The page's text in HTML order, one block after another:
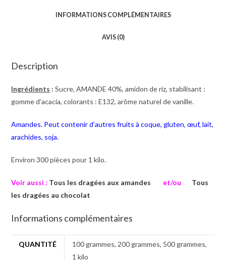
INFORMATIONS COMPLÉMENTAIRES
AVIS (0)
Description
Ingrédients :Sucre, AMANDE 40%, amidon de riz, stabilisant :
gomme d’acacia, colorants : E132, arôme naturel de vanille.
Amandes. Peut contenir d’autres fruits à coque, gluten, œuf, lait,
arachides, soja.
Environ 300 pièces pour 1 kilo.
Voir aussi : Tous les dragées aux amandes et/ou Tous
les dragées au chocolat
Informations complémentaires
QUANTITÉ
100 grammes, 200 grammes, 500 grammes,
1 kilo